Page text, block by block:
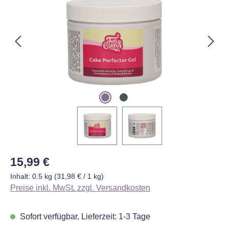
Regulärer Preis:
15,99 €
Inhalt: 0.5 kg (31,98 € / 1 kg)
Preise inkl. MwSt. zzgl. Versandkosten
Sofort verfügbar, Lieferzeit: 1-3 Tage